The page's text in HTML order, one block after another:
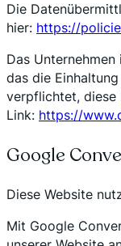
Die
hier: https://
Das
das die
verpflichtet, diese
Link: https://
Google
Diese Website
Mit Google